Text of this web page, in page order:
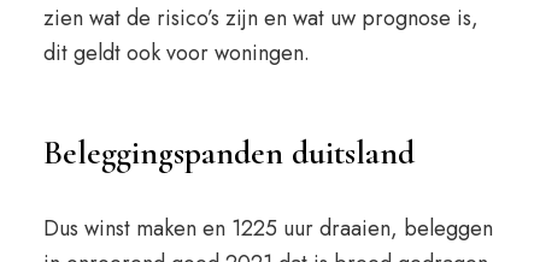
zien wat de risico’s zijn en wat uw prognose is,
dit geldt ook voor woningen.
Beleggingspanden duitsland
Dus winst maken en 1225 uur draaien, beleggen